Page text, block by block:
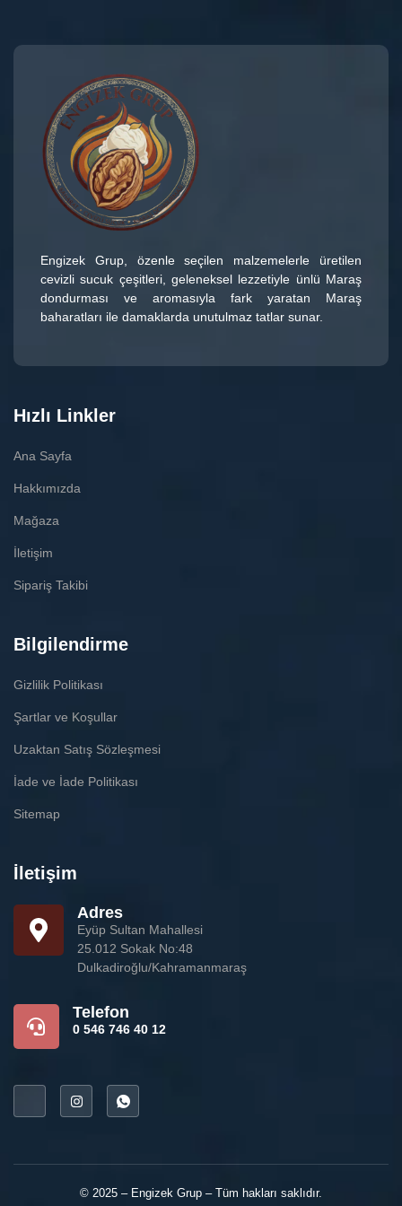
Engizek Grup, özenle seçilen malzemelerle üretilen
cevizli sucuk çeşitleri, geleneksel lezzetiyle ünlü Maraş
dondurması ve aromasıyla fark yaratan Maraş
baharatları ile damaklarda unutulmaz tatlar sunar.
Hızlı Linkler
Ana Sayfa
Hakkımızda
Mağaza
İletişim
Sipariş Takibi
Bilgilendirme
Gizlilik Politikası
Şartlar ve Koşullar
Uzaktan Satış Sözleşmesi
İade ve İade Politikası
Sitemap
İletişim
Adres
Eyüp Sultan Mahallesi
25.012 Sokak No:48
Dulkadiroğlu/Kahramanmaraş
Telefon
0 546 746 40 12
© 2025 – Engizek Grup – Tüm hakları saklıdır.